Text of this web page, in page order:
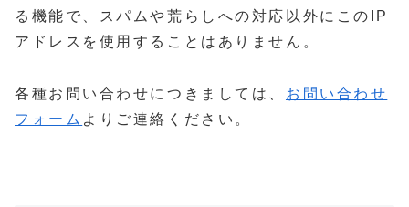
る機能で、スパムや荒らしへの対応以外にこのIP
アドレスを使用することはありません。
各種お問い合わせにつきましては、 お問い合わせ
フォーム よりご連絡ください。